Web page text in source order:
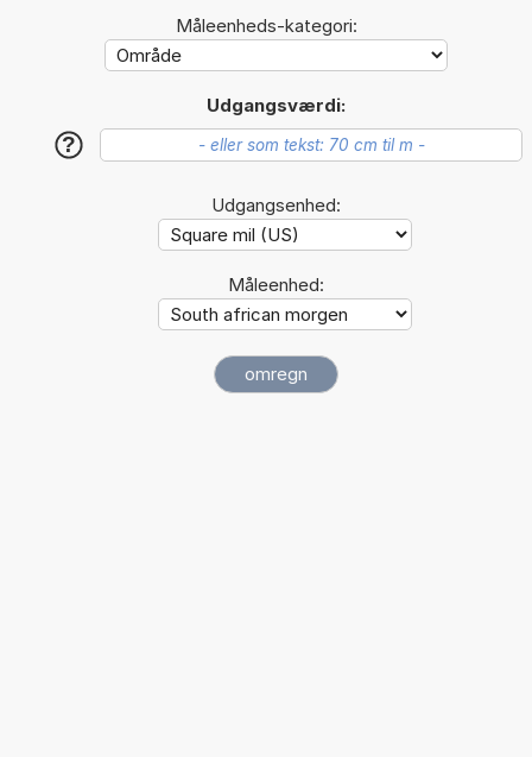
Måleenheds-kategori:
Udgangsværdi:
?
Udgangsenhed:
Måleenhed: